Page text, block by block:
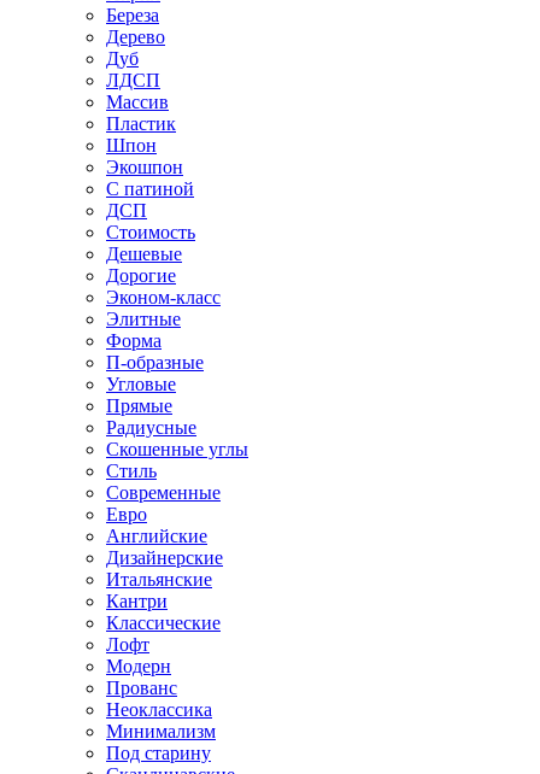
Береза
Дерево
Дуб
ЛДСП
Массив
Пластик
Шпон
Экошпон
С патиной
ДСП
Стоимость
Дешевые
Дорогие
Эконом-класс
Элитные
Форма
П-образные
Угловые
Прямые
Радиусные
Скошенные углы
Стиль
Современные
Евро
Английские
Дизайнерские
Итальянские
Кантри
Классические
Лофт
Модерн
Прованс
Неоклассика
Минимализм
Под старину